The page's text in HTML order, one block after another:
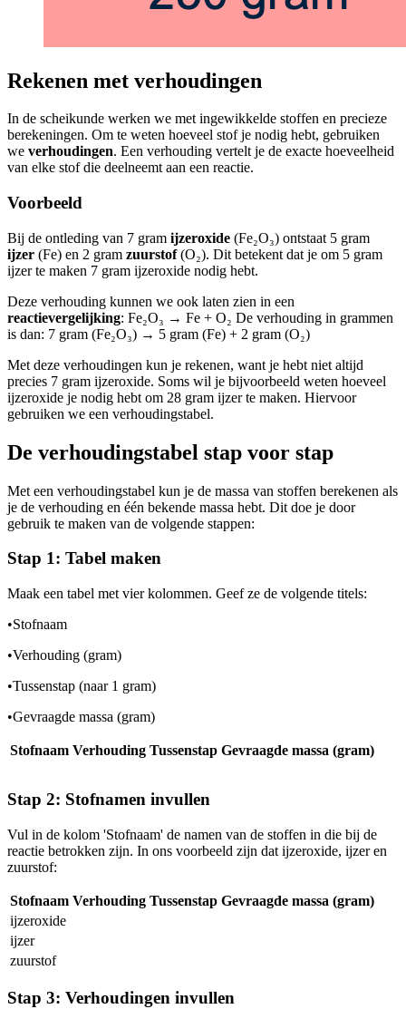
Rekenen met verhoudingen
In de scheikunde werken we met ingewikkelde stoffen en precieze
berekeningen. Om te weten hoeveel stof je nodig hebt, gebruiken
we verhoudingen. Een verhouding vertelt je de exacte hoeveelheid
van elke stof die deelneemt aan een reactie.
Voorbeeld
Bij de ontleding van 7 gram ijzeroxide (Fe₂O₃) ontstaat 5 gram
ijzer (Fe) en 2 gram zuurstof(O₂). Dit betekent dat je om 5 gram
ijzer te maken 7 gram ijzeroxide nodig hebt.
Deze verhouding kunnen we ook laten zien in een
reactievergelijking: Fe₂O₃ → Fe + O₂ De verhouding in grammen
is dan: 7 gram (Fe₂O₃) → 5 gram (Fe) + 2 gram (O₂)
Met deze verhoudingen kun je rekenen, want je hebt niet altijd
precies 7 gram ijzeroxide. Soms wil je bijvoorbeeld weten hoeveel
ijzeroxide je nodig hebt om 28 gram ijzer te maken. Hiervoor
gebruiken we een verhoudingstabel.
De verhoudingstabel stap voor stap
Met een verhoudingstabel kun je de massa van stoffen berekenen als
je de verhouding en één bekende massa hebt. Dit doe je door
gebruik te maken van de volgende stappen:
Stap 1: Tabel maken
Maak een tabel met vier kolommen. Geef ze de volgende titels:
•Stofnaam
•Verhouding (gram)
•Tussenstap (naar 1 gram)
•Gevraagde massa (gram)
Stofnaam Verhouding Tussenstap Gevraagde massa (gram)
Stap 2: Stofnamen invullen
Vul in de kolom 'Stofnaam' de namen van de stoffen in die bij de
reactie betrokken zijn. In ons voorbeeld zijn dat ijzeroxide, ijzer en
zuurstof:
Stofnaam Verhouding Tussenstap Gevraagde massa (gram)
ijzeroxide
ijzer
zuurstof
Stap 3: Verhoudingen invullen